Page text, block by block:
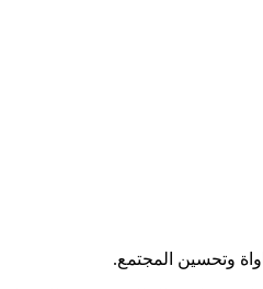
وتحسين المجتمع.